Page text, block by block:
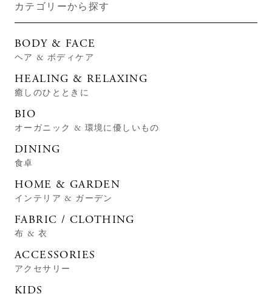
カテゴリーから探す
BODY & FACE
ヘア & ボディケア
HEALING & RELAXING
癒しのひとときに
BIO
オーガニック & 環境に優しいもの
DINING
食卓
HOME & GARDEN
インテリア & ガーデン
FABRIC / CLOTHING
布 & 衣
ACCESSORIES
アクセサリー
KIDS